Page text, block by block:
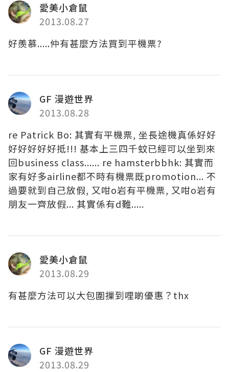
愛美小倉鼠
2013.08.27
好羨慕.....仲有甚麼方法買到平機票?
GF 漫遊世界
2013.08.28
re Patrick Bo: 其實有平機票, 坐長途機真係好好
好好好好好抵!!! 基本上三四千蚊已經可以坐到來
回business class...... re hamsterbbhk: 其實而
家有好多airline都不時有機票既promotion... 不
過要就到自己放假, 又咁o岩有平機票, 又咁o岩有
朋友一齊放假... 其實係有d難.....
愛美小倉鼠
2013.08.29
有甚麼方法可以大包圍摷到哩啲優惠？thx
GF 漫遊世界
2013.08.29